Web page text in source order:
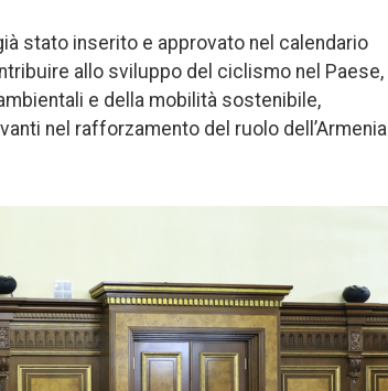
stato inserito e approvato nel calendario
allo sviluppo del ciclismo nel Paese,
e della mobilità sostenibile,
nel rafforzamento del ruolo dell’Armenia